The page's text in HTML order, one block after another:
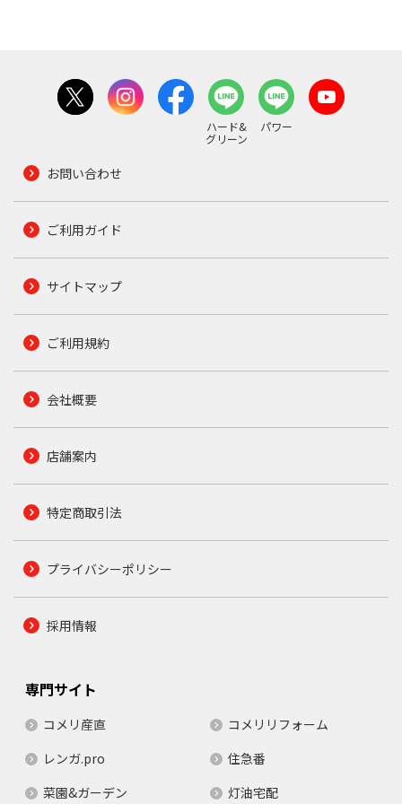
ハード&
グリーン
パワー
お問い合わせ
ご利用ガイド
サイトマップ
ご利用規約
会社概要
店舗案内
特定商取引法
プライバシーポリシー
採用情報
専門サイト
コメリ産直
コメリリフォーム
レンガ.pro
住急番
菜園&ガーデン
灯油宅配